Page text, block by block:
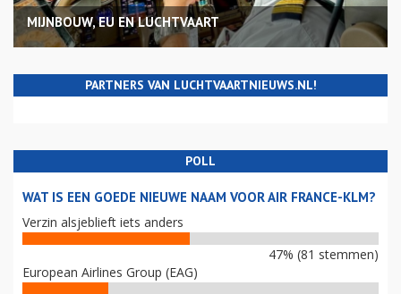
MIJNBOUW, EU EN LUCHTVAART
PARTNERS VAN LUCHTVAARTNIEUWS.NL!
POLL
WAT IS EEN GOEDE NIEUWE NAAM VOOR AIR FRANCE-KLM?
Verzin alsjeblieft iets anders
47% (81 stemmen)
European Airlines Group (EAG)